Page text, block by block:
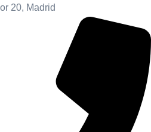
20, Madrid